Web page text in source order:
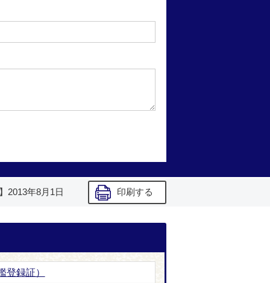
2013年8月1日 印刷する
登録証）